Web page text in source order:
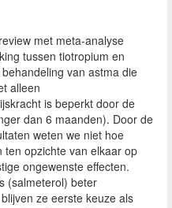
met meta-analyse
tussen tiotropium en
van astma die
alleen
is beperkt door de
dan 6 maanden). Door de
weten we niet hoe
opzichte van elkaar op
ongewenste effecten.
(salmeterol) beter
ze eerste keuze als